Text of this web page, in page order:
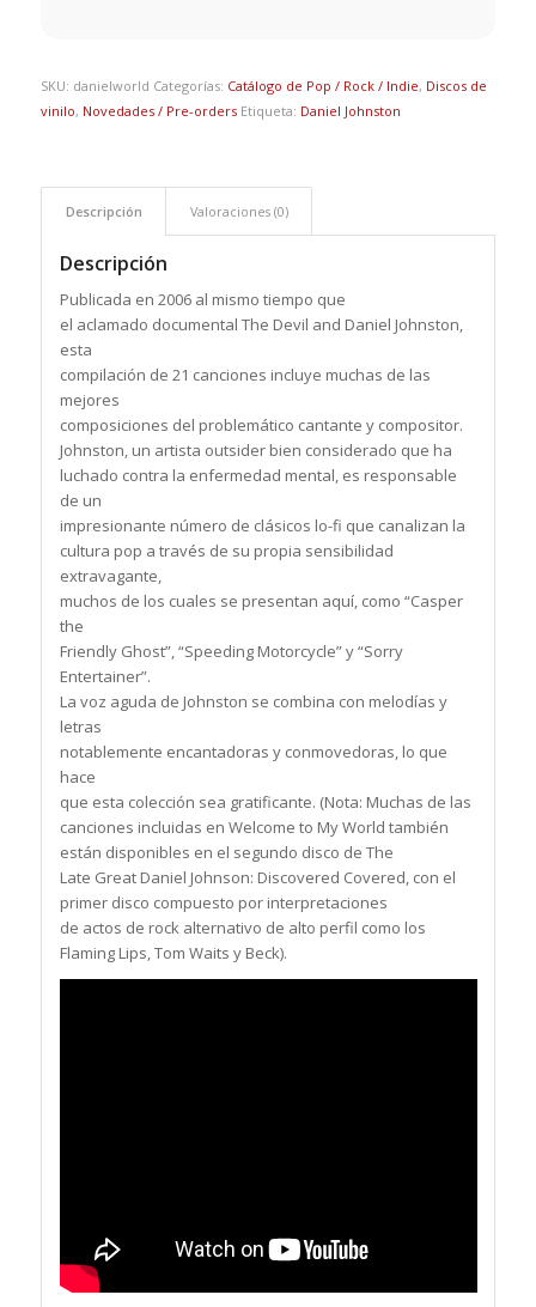
SKU: danielworld Categorías: Catálogo de Pop / Rock / Indie, Discos de
vinilo, Novedades / Pre-orders Etiqueta: Daniel Johnston
Descripción Valoraciones (0)
Descripción
Publicada en 2006 al mismo tiempo que
el aclamado documental The Devil and Daniel Johnston,
esta
compilación de 21 canciones incluye muchas de las
mejores
composiciones del problemático cantante y compositor.
Johnston, un artista outsider bien considerado que ha
luchado contra la enfermedad mental, es responsable
de un
impresionante número de clásicos lo-fi que canalizan la
cultura pop a través de su propia sensibilidad
extravagante,
muchos de los cuales se presentan aquí, como “Casper
the
Friendly Ghost”, “Speeding Motorcycle” y “Sorry
Entertainer”.
La voz aguda de Johnston se combina con melodías y
letras
notablemente encantadoras y conmovedoras, lo que
hace
que esta colección sea gratificante. (Nota: Muchas de las
canciones incluidas en Welcome to My World también
están disponibles en el segundo disco de The
Late Great Daniel Johnson: Discovered Covered, con el
primer disco compuesto por interpretaciones
de actos de rock alternativo de alto perfil como los
Flaming Lips, Tom Waits y Beck).